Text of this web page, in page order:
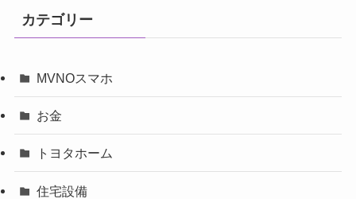
カテゴリー
MVNOスマホ
お金
トヨタホーム
住宅設備